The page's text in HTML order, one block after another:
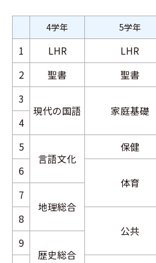
4学年 5学年
1 LHR LHR
2
聖書 聖書
3
現代の国語
家庭基礎
4
5
言語文化
保健
6
体育
7
地理総合
8
公共
9
歴史総合